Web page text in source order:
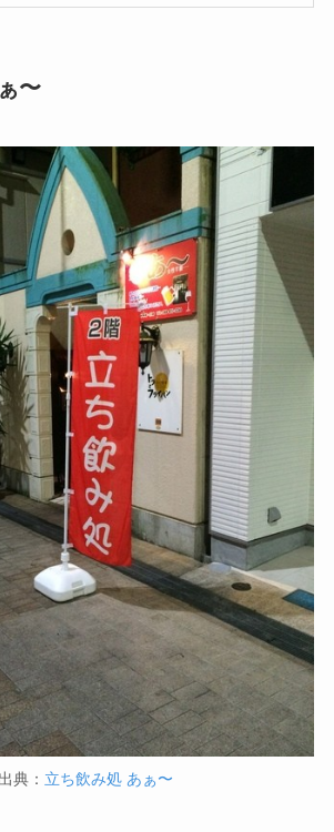
〜
出典： 立ち飲み処 あぁ〜